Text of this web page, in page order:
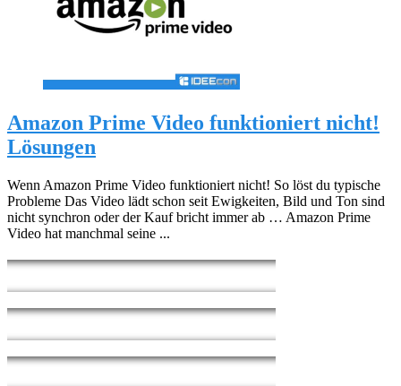
Amazon Prime Video funktioniert nicht!
Lösungen
Wenn Amazon Prime Video funktioniert nicht! So löst du typische
Probleme Das Video lädt schon seit Ewigkeiten, Bild und Ton sind
nicht synchron oder der Kauf bricht immer ab … Amazon Prime
Video hat manchmal seine ...